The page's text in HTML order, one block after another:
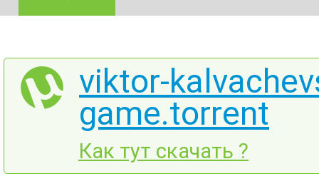
viktor-
game.torrent
Как тут скачать ?